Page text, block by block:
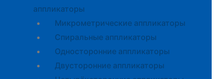
аппликаторы
Микрометрические аппликаторы
Спиральные аппликаторы
Односторонние аппликаторы
Двусторонние аппликаторы